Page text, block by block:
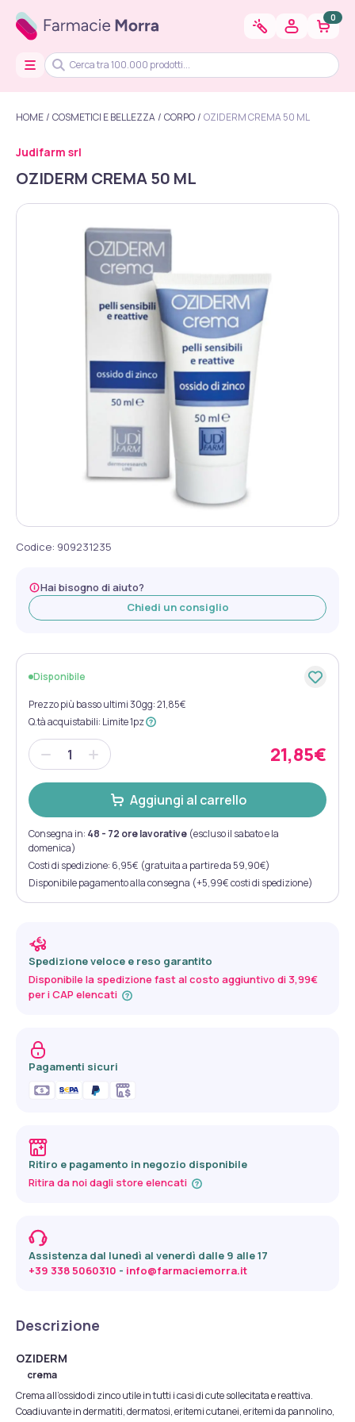
0
HOME COSMETICI E BELLEZZA CORPO OZIDERM CREMA 50 ML
Judifarm srl
OZIDERM CREMA 50 ML
Codice: 909231235
Hai bisogno di aiuto?
Chiedi un consiglio
Disponibile
Prezzo più basso ultimi 30gg: 21,85€
Q.tà acquistabili: Limite 1pz
21,85€
Aggiungi al carrello
Consegna in: 48 - 72 ore lavorative (escluso il sabato e la
domenica)
Costi di spedizione: 6,95€ (gratuita a partire da 59,90€)
Disponibile pagamento alla consegna (+5,99€ costi di spedizione)
Spedizione veloce e reso garantito
Disponibile la spedizione fast al costo aggiuntivo di 3,99€
per i CAP elencati
Pagamenti sicuri
Ritiro e pagamento in negozio disponibile
Ritira da noi dagli store elencati
Assistenza dal lunedì al venerdì dalle 9 alle 17
+39 338 5060310 - info@farmaciemorra.it
Descrizione
OZIDERM
crema
Crema all’ossido di zinco utile in tutti i casi di cute sollecitata e reattiva.
Coadiuvante in dermatiti, dermatosi, eritemi cutanei, eritemi da pannolino,